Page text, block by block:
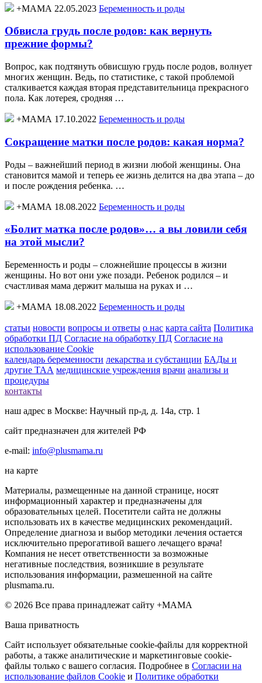
+МАМА 22.05.2023 Беременность и роды
Обвисла грудь после родов: как вернуть
прежние формы?
Вопрос, как подтянуть обвисшую грудь после родов, волнует
многих женщин. Ведь, по статистике, с такой проблемой
сталкивается каждая вторая представительница прекрасного
пола. Как лотерея, сродняя …
+МАМА 17.10.2022 Беременность и роды
Сокращение матки после родов: какая норма?
Роды – важнейший период в жизни любой женщины. Она
становится мамой и теперь ее жизнь делится на два этапа – до
и после рождения ребенка. …
+МАМА 18.08.2022 Беременность и роды
«Болит матка после родов»… а вы ловили себя
на этой мысли?
Беременность и роды – сложнейшие процессы в жизни
женщины. Но вот они уже позади. Ребенок родился – и
счастливая мама держит малыша на руках и …
+МАМА 18.08.2022 Беременность и роды
статьи новости вопросы и ответы о нас карта сайта Политика
обработки ПД Согласие на обработку ПД Согласие на
использование Cookie
календарь беременности лекарства и субстанции БАДы и
другие ТАА медицинские учреждения врачи анализы и
процедуры
контакты
наш адрес в Москве: Научный пр-д, д. 14а, стр. 1
сайт предназначен для жителей РФ
e-mail: info@plusmama.ru
на карте
Материалы, размещенные на данной странице, носят
информационный характер и предназначены для
образовательных целей. Посетители сайта не должны
использовать их в качестве медицинских рекомендаций.
Определение диагноза и выбор методики лечения остается
исключительно прерогативой вашего лечащего врача!
Компания не несет ответственности за возможные
негативные последствия, возникшие в результате
использования информации, размешенной на сайте
plusmama.ru.
© 2026 Все права принадлежат сайту +МАМА
Ваша приватность
Сайт использует обязательные cookie-файлы для корректной
работы, а также аналитические и маркетинговые cookie-
файлы только с вашего согласия. Подробнее в Согласии на
использование файлов Cookie и Политике обработки